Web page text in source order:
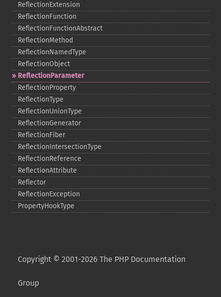
ReflectionExtension
ReflectionFunction
ReflectionFunctionAbstract
ReflectionMethod
ReflectionNamedType
ReflectionObject
ReflectionParameter
ReflectionProperty
ReflectionType
ReflectionUnionType
ReflectionGenerator
ReflectionFiber
ReflectionIntersectionType
ReflectionReference
ReflectionAttribute
Reflector
ReflectionException
PropertyHookType
Copyright © 2001-2026 The PHP Documentation
Group